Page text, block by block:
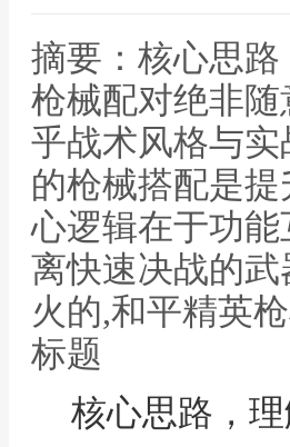
摘要：核心思
枪械配对绝非
乎战术风格与
的枪械搭配是
心逻辑在于功
离快速决战的
火的,和平精英
标题
核心思路，